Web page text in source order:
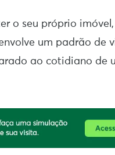
o seu próprio
um padrão de
ao cotidiano de